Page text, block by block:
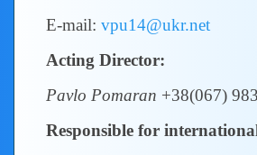
E-mail: vpu14@ukr.net
Acting Director:
Pavlo Pomaran +38(067)
Responsible for